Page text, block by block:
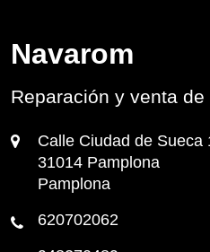
Navarom
Reparación y venta
Calle Ciudad de Sueca
31014 Pamplona
Pamplona
620702062